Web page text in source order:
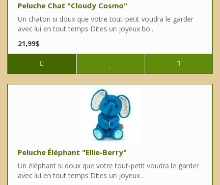
Peluche Chat "Cloudy Cosmo"
Un chaton si doux que votre tout-petit voudra le garder
avec lui en tout temps Dites un joyeux bo..
21,99$
Peluche Éléphant "Ellie-Berry"
Un éléphant si doux que votre tout-petit voudra le garder
avec lui en tout temps Dites un joyeux ..